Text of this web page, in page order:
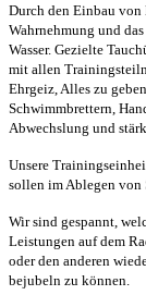
Durch den Einbau von
Wahrnehmung und
Wasser. Gezielte
mit allen
Ehrgeiz, Alles zu
Schwimmbrettern,
Abwechslung und
Unsere
sollen im Ablegen von
Wir sind gespannt,
Leistungen auf dem
oder den anderen
bejubeln zu können.